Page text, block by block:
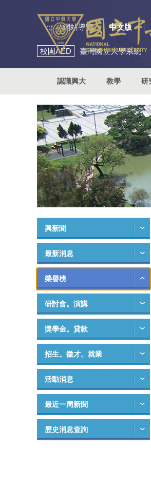
::: 網站導覽 中文版
校園AED 臺灣國立大學系統
認識興大 教學 研
興新聞
最新消息
榮譽榜
研討會。演講
獎學金。貸款
招生。徵才。就業
活動消息
最近一周新聞
歷史消息查詢